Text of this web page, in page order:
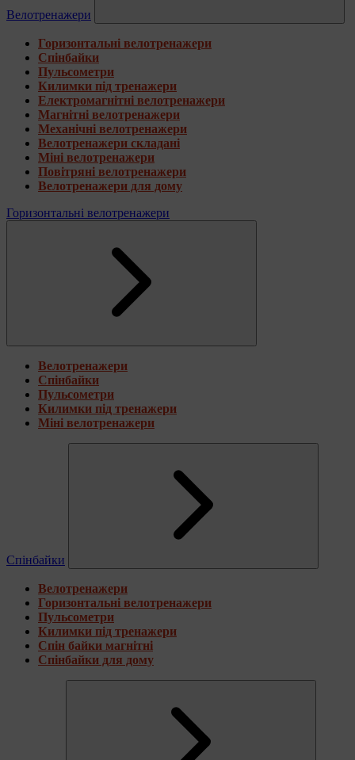
Велотренажери
Горизонтальні велотренажери
Спінбайки
Пульсометри
Килимки під тренажери
Електромагнітні велотренажери
Магнітні велотренажери
Механічні велотренажери
Велотренажери складані
Міні велотренажери
Повітряні велотренажери
Велотренажери для дому
Горизонтальні велотренажери
Велотренажери
Спінбайки
Пульсометри
Килимки під тренажери
Міні велотренажери
Спінбайки
Велотренажери
Горизонтальні велотренажери
Пульсометри
Килимки під тренажери
Спін байки магнітні
Спінбайки для дому